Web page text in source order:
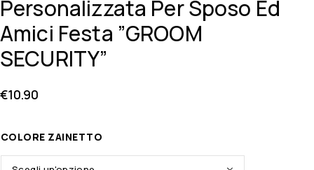
Personalizzata Per Sposo Ed
Amici Festa ”GROOM
SECURITY”
€10.90
COLORE ZAINETTO